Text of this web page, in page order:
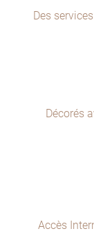
Des
Décorés
Accès